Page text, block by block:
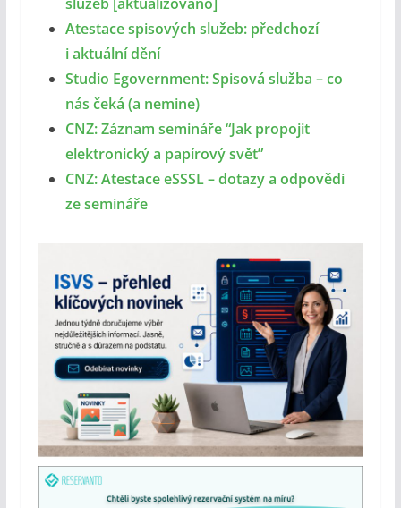
Atestace spisových služeb: předchozí
i aktuální dění
Studio Egovernment: Spisová služba – co
nás čeká (a nemine)
CNZ: Záznam semináře “Jak propojit
elektronický a papírový svět”
CNZ: Atestace eSSSL – dotazy a odpovědi
ze semináře